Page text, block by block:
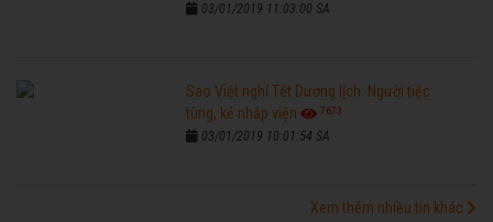
03/01/2019 11:03:00 SA
Sao Việt nghỉ Tết Dương lịch: Người tiệc
tùng, kẻ nhập viện
7673
03/01/2019 10:01:54 SA
Xem thêm nhiều tin khác